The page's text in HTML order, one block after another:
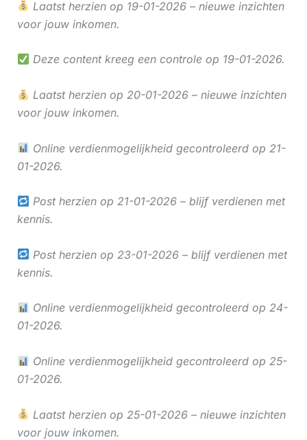
Laatst herzien op 19-01-2026 – nieuwe inzichten
voor jouw inkomen.
Deze content kreeg een controle op 19-01-2026.
Laatst herzien op 20-01-2026 – nieuwe inzichten
voor jouw inkomen.
Online verdienmogelijkheid gecontroleerd op 21-
01-2026.
Post herzien op 21-01-2026 – blijf verdienen met
kennis.
Post herzien op 23-01-2026 – blijf verdienen met
kennis.
Online verdienmogelijkheid gecontroleerd op 24-
01-2026.
Online verdienmogelijkheid gecontroleerd op 25-
01-2026.
Laatst herzien op 25-01-2026 – nieuwe inzichten
voor jouw inkomen.